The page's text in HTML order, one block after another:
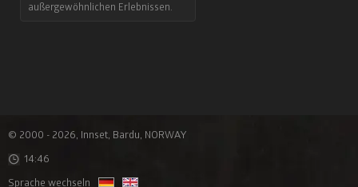
außergewöhnlichen Erlebnissen.
© 2000 - 2026, Innset, Bardu, NORWAY
14:46
Sprache wechseln